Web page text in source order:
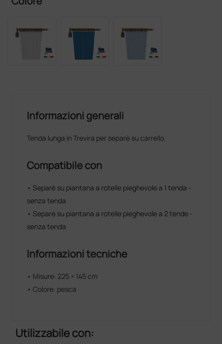
Informazioni generali
Tenda lunga in Trevira per separè su carrello.
Compatibile con
• Separè su piantana a rotelle pieghevole a 1 tenda -
senza tenda
• Separè su piantana a rotelle pieghevole a 2 tende -
senza tenda
Informazioni tecniche
• Misure: 225 × 145 cm
• Colore: pesca
Utilizzabile con: